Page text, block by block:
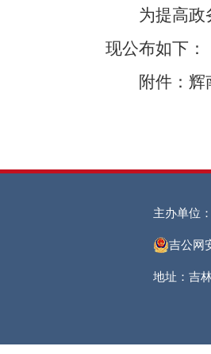
为提高政
现公布如下：
附件： 辉
主办单位
吉公网
地址：吉